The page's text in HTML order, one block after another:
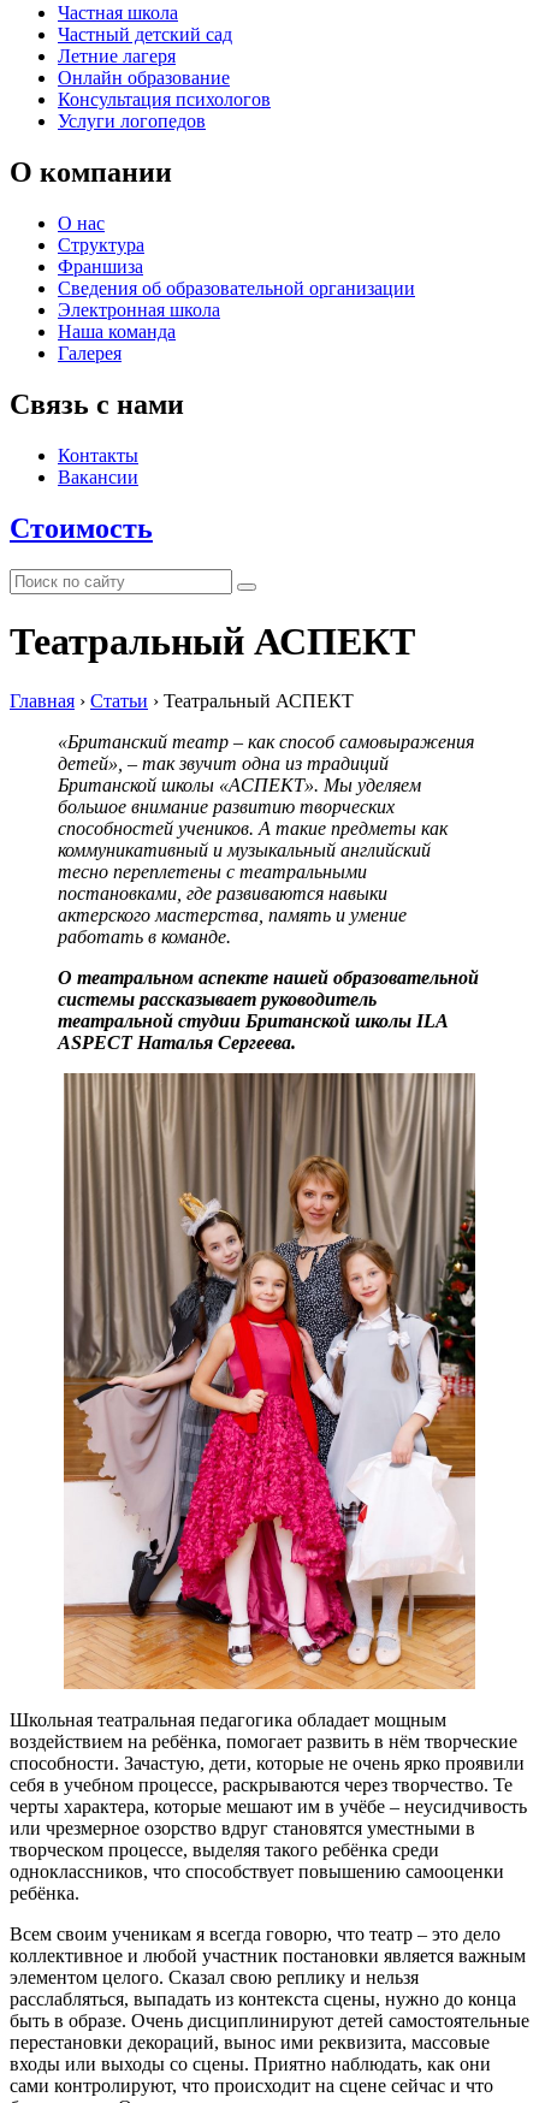
Частная школа
Частный детский сад
Летние лагеря
Онлайн образование
Консультация психологов
Услуги логопедов
О компании
О нас
Структура
Франшиза
Сведения об образовательной организации
Электронная школа
Наша команда
Галерея
Связь с нами
Контакты
Вакансии
Стоимость
Театральный АСПЕКТ
Главная › Статьи › Театральный АСПЕКТ
«Британский театр – как способ самовыражения
детей», – так звучит одна из традиций
Британской школы «АСПЕКТ». Мы уделяем
большое внимание развитию творческих
способностей учеников. А такие предметы как
коммуникативный и музыкальный английский
тесно переплетены с театральными
постановками, где развиваются навыки
актерского мастерства, память и умение
работать в команде.
О театральном аспекте нашей образовательной
системы рассказывает руководитель
театральной студии Британской школы ILA
ASPECT Наталья Сергеева.
Школьная театральная педагогика обладает мощным
воздействием на ребёнка, помогает развить в нём творческие
способности. Зачастую, дети, которые не очень ярко проявили
себя в учебном процессе, раскрываются через творчество. Те
черты характера, которые мешают им в учёбе – неусидчивость
или чрезмерное озорство вдруг становятся уместными в
творческом процессе, выделяя такого ребёнка среди
одноклассников, что способствует повышению самооценки
ребёнка.
Всем своим ученикам я всегда говорю, что театр – это дело
коллективное и любой участник постановки является важным
элементом целого. Сказал свою реплику и нельзя
расслабляться, выпадать из контекста сцены, нужно до конца
быть в образе. Очень дисциплинируют детей самостоятельные
перестановки декораций, вынос ими реквизита, массовые
входы или выходы со сцены. Приятно наблюдать, как они
сами контролируют, что происходит на сцене сейчас и что